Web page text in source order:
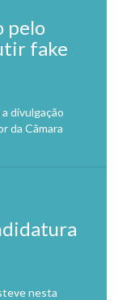
pelo
fake
divulgação
da Câmara
nesta